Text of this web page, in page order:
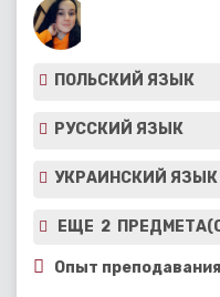
ПОЛЬСКИЙ ЯЗЫК
РУССКИЙ ЯЗЫК
УКРАИНСКИЙ ЯЗЫК
ЕЩЕ 2
Опыт преподавания